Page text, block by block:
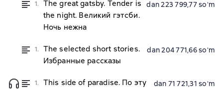
1.
The great gatsby. Tender is
the night. Великий гэтсби.
Ночь нежна
dan 223 799,77 soʻm
1.
The selected short stories.
Избранные рассказы
dan 204 771,66 soʻm
1.
This side of paradise. По эту
dan 71 721,31 soʻm